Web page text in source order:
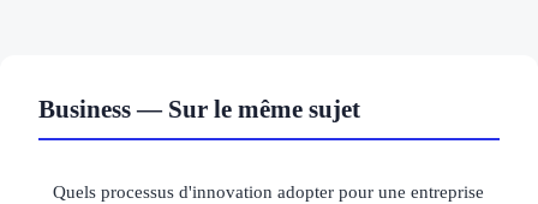
Business — Sur le même sujet
Quels processus d'innovation adopter pour une entreprise